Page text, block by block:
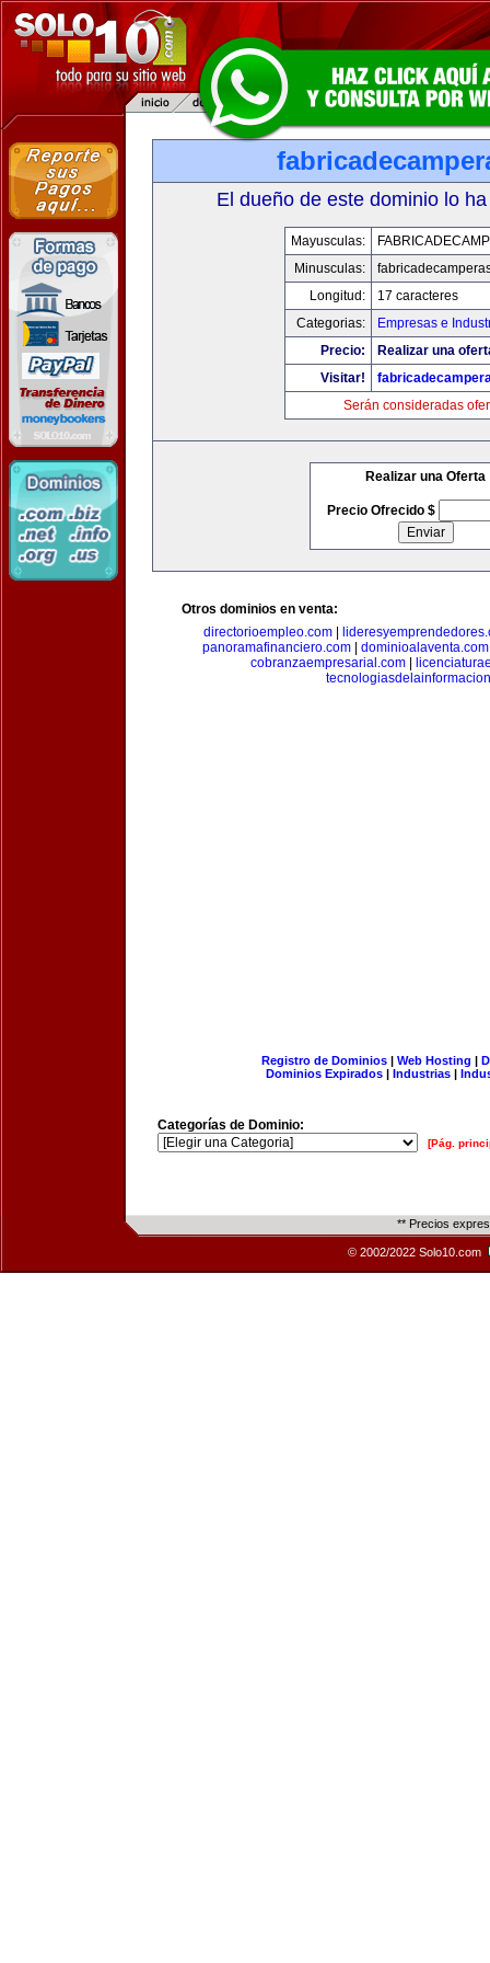
El dueño de este dominio lo
Mayusculas:
Minusculas:
Longitud:
17 caracteres
Categorias:
Empresas e
Precio:
Realizar una
Visitar!
Serán consideradas
Realizar una Oferta
Precio Ofrecido $
Otros dominios en venta:
directorioempleo.com
panoramafinanciero.com
dominioalaventa.com
cobranzaempresarial.com
Registro de Dominios| Web Hosting |
Dominios Expirados | Industrias |
Categorías de Dominio:
[Pág.
** Precios
© 2002/2022 Solo10.com